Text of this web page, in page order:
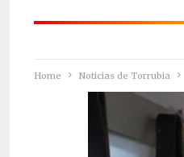
Home Noticias de Torrubia